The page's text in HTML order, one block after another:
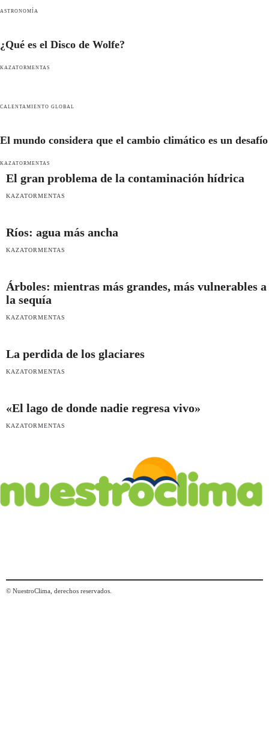
ASTRONOMÍA
¿Qué es el Disco de Wolfe?
KAZATORMENTAS
CALENTAMIENTO GLOBAL
El mundo considera que el cambio climático es un desafío
KAZATORMENTAS
El gran problema de la contaminación hídrica
KAZATORMENTAS
Ríos: agua más ancha
KAZATORMENTAS
Árboles: mientras más grandes, más vulnerables a
la sequía
KAZATORMENTAS
La perdida de los glaciares
KAZATORMENTAS
«El lago de donde nadie regresa vivo»
KAZATORMENTAS
© NuestroClima, derechos reservados.